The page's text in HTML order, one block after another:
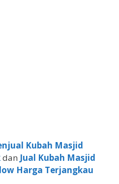
Kubah Masjid
dan Jual Kubah Masjid
Harga Terjangkau